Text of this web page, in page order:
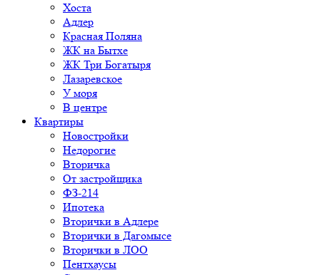
Хоста
Адлер
Красная Поляна
ЖК на Бытхе
ЖК Три Богатыря
Лазаревское
У моря
В центре
Квартиры
Новостройки
Недорогие
Вторичка
От застройщика
ФЗ-214
Ипотека
Вторички в Адлере
Вторички в Дагомысе
Вторички в ЛОО
Пентхаусы